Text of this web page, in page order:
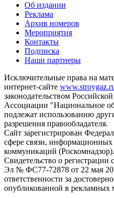
Об издании
Реклама
Архив номеров
Мероприятия
Контакты
Подписка
Наши партнеры
Исключительные права на
интернет-сайте
законодательством
Ассоциации "Национальное
подлежат использованию
разрешения правообладателя.
Сайт зарегистрирован
сфере связи,
коммуникаций (Роскомнадзор).
Свидетельство о
Эл № ФС77-72878 от 22 мая
ответственности за
опубликованной в рекламных